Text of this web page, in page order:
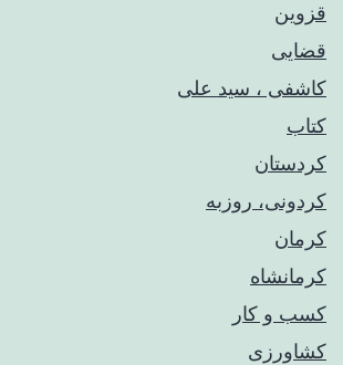
قزوین
قضایی
کاشفی ، سید علی
کتاب
کردستان
کردونی، روزبه
کرمان
کرمانشاه
کسب و کار
کشاورزی